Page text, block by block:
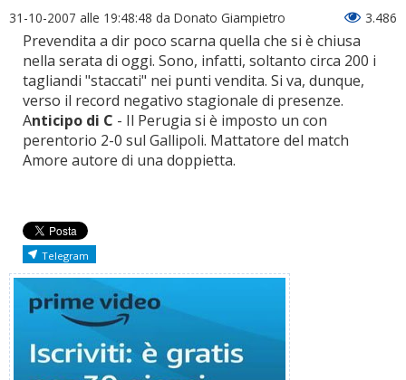
31-10-2007 alle 19:48:48 da Donato Giampietro 3.486
Prevendita a dir poco scarna quella che si è chiusa
nella serata di oggi. Sono, infatti, soltanto circa 200 i
tagliandi "staccati" nei punti vendita. Si va, dunque,
verso il record negativo stagionale di presenze.
Anticipo di C - Il Perugia si è imposto un con
perentorio 2-0 sul Gallipoli. Mattatore del match
Amore autore di una doppietta.
Telegram